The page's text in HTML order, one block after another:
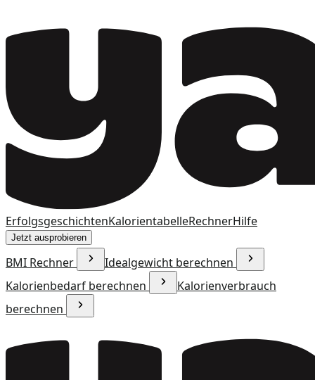
ErfolgsgeschichtenKalorientabelleRechnerHilfe
Jetzt ausprobieren
BMI Rechner
Idealgewicht berechnen
Kalorienbedarf berechnen
Kalorienverbrauch
berechnen